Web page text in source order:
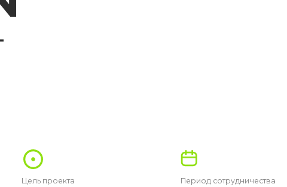
Увеличение объемов
электронной торговли
с учетом сезонности,
Октябрь 2022 года